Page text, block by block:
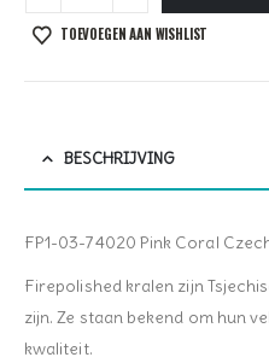
TOEVOEGEN AAN WISHLIST
BESCHRIJVING
FP1-03-74020 Pink Coral
Firepolished kralen zijn
zijn. Ze staan bekend om hun
kwaliteit.